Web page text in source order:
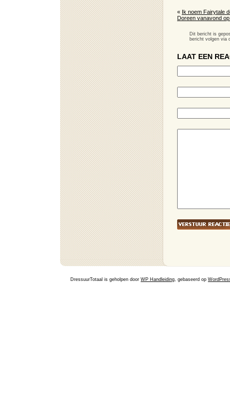
« Ik noem Fairytale
Doreen vanavond
Dit bericht is
bericht volgen via
LAAT EEN
DressuurTotaal is geholpen door WP Handleiding, gebaseerd op